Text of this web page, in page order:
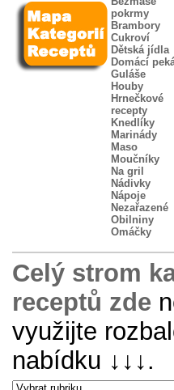
pokrmy
Brambory
Cukroví
Dětská jídla
Domácí
Guláše
Houby
Hrnečkové
recepty
Knedlíky
Marinády
Maso
Moučníky
Na gril
Nádivky
Nápoje
Nezařazené
Obilniny
Omáčky
Celý strom
receptů zde
využijte
nabídku ↓↓↓.